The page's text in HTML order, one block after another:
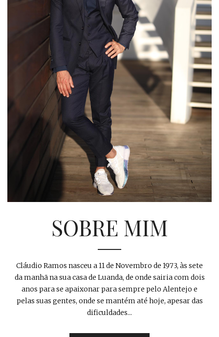
SOBRE MIM
Cláudio Ramos nasceu a 11 de Novembro de 1973, às sete
da manhã na sua casa de Luanda, de onde sairia com dois
anos para se apaixonar para sempre pelo Alentejo e
pelas suas gentes, onde se mantém até hoje, apesar das
dificuldades...